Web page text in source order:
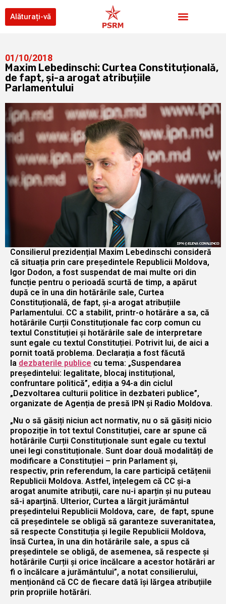
Alăturați-vă
01/10/2018
Maxim Lebedinschi: Curtea Constituțională,
de fapt, și-a arogat atribuțiile
Parlamentului
Consilierul prezidențial Maxim Lebedinschi consideră
că situația prin care președintele Republicii Moldova,
Igor Dodon, a fost suspendat de mai multe ori din
funcție pentru o perioadă scurtă de timp, a apărut
după ce în una din hotărârile sale, Curtea
Constituțională, de fapt, și-a arogat atribuțiile
Parlamentului. CC a stabilit, printr-o hotărâre a sa, că
hotărârile Curții Constituționale fac corp comun cu
textul Constituției și hotărârile sale de interpretare
sunt egale cu textul Constituției. Potrivit lui, de aici a
pornit toată problema. Declarația a fost făcută
la dezbaterile publice cu tema: „Suspendarea
președintelui: legalitate, blocaj instituțional,
confruntare politică”, ediția a 94-a din ciclul
„Dezvoltarea culturii politice în dezbateri publice”,
organizate de Agenția de presă IPN și Radio Moldova.
„Nu o să găsiți niciun act normativ, nu o să găsiți nicio
propoziție în tot textul Constituției, care ar spune că
hotărârile Curții Constituționale sunt egale cu textul
unei legi constituționale. Sunt doar două modalități de
modificare a Constituției – prin Parlament și,
respectiv, prin referendum, la care participă cetățenii
Republicii Moldova. Astfel, înțelegem că CC și-a
arogat anumite atribuții, care nu-i aparțin și nu puteau
să-i aparțină. Ulterior, Curtea a lărgit jurământul
președintelui Republicii Moldova, care, de fapt, spune
că președintele se obligă să garanteze suveranitatea,
să respecte Constituția și legile Republicii Moldova,
însă Curtea, în una din hotărârile sale, a spus că
președintele se obligă, de asemenea, să respecte și
hotărârile Curții și orice încălcare a acestor hotărâri ar
fi o încălcare a jurământului”, a notat consilierului,
menționând că CC de fiecare dată își lărgea atribuțiile
prin propriile hotărâri.